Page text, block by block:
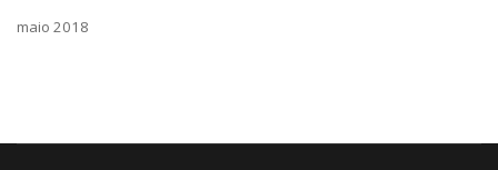
maio 2018